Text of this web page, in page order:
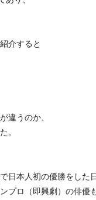
介すると
違うのか、
。
日本人初の優勝をした
プロ（即興劇）の俳優